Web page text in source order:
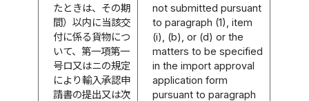
たときは、その期
間）以内に当該交
付に係る貨物につ
いて、第一項第一
号ロ又はニの規定
により輸入承認申
請書の提出又は次
not submitted pursuant
to paragraph (1), item
(i), (b), or (d) or the
matters to be specified
in the import approval
application form
pursuant to paragraph